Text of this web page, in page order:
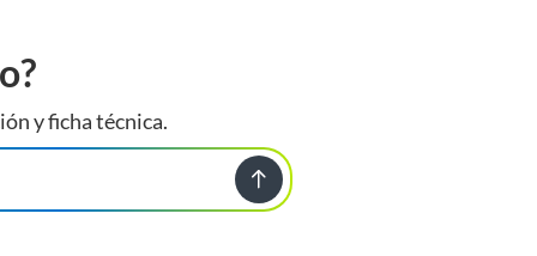
y ficha técnica.